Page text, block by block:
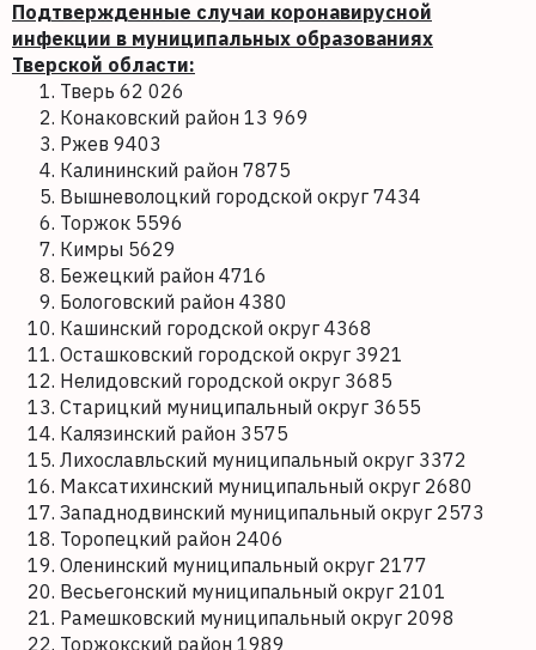
Подтвержденные случаи коронавирусной
инфекции в муниципальных образованиях
Тверской области:
Тверь 62 026
Конаковский район 13 969
Ржев 9403
Калининский район 7875
Вышневолоцкий городской округ 7434
Торжок 5596
Кимры 5629
Бежецкий район 4716
Бологовский район 4380
Кашинский городской округ 4368
Осташковский городской округ 3921
Нелидовский городской округ 3685
Старицкий муниципальный округ 3655
Калязинский район 3575
Лихославльский муниципальный округ 3372
Максатихинский муниципальный округ 2680
Западнодвинский муниципальный округ 2573
Торопецкий район 2406
Оленинский муниципальный округ 2177
Весьегонский муниципальный округ 2101
Рамешковский муниципальный округ 2098
Торжокский район 1989